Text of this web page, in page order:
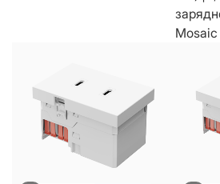
Mosaic